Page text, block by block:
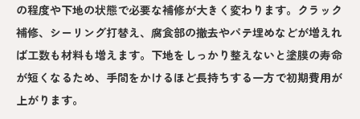
の程度や下地の状態で必要な補修が大きく変わります。クラック
補修、シーリング打替え、腐食部の撤去やパテ埋めなどが増えれ
ば工数も材料も増えます。下地をしっかり整えないと塗膜の寿命
が短くなるため、手間をかけるほど長持ちする一方で初期費用が
上がります。